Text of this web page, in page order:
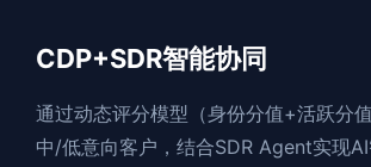
CDP+SDR智能协同
通过动态评分模型（身份分值+活跃分
中/低意向客户，结合SDR Agent实现